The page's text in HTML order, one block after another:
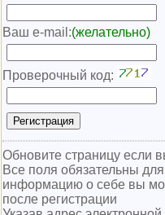
Ваш e-mail:(желательно)
Проверочный код:
Обновите страницу если
Все поля обязательны
информацию о себе вы
после регистрации